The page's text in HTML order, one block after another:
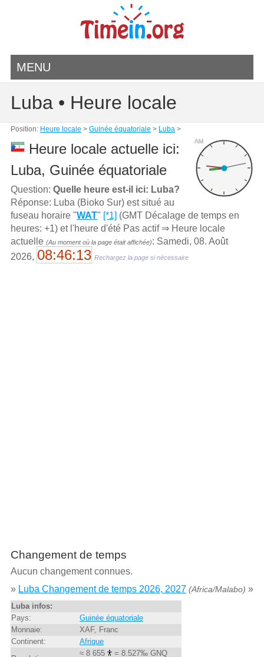
MENU
Luba • Heure locale
Position: Heure locale > Guinée équatoriale > Luba>
AM
Heure locale actuelle ici:
Luba, Guinée équatoriale
Question: Quelle heure est-il ici: Luba?
Réponse: Luba (Bioko Sur) est situé au
fuseau horaire "WAT" [*1] (GMT Décalage de temps en
heures: +1) et l'heure d'été Pas actif ⇒ Heure locale
actuelle (Au moment où la page était affichée): Samedi, 08. Août
2026, 08:46:13 Rechargez la page si nécessaire
Changement de temps
Aucun changement connues.
» Luba Changement de temps 2026, 2027 (Africa/Malabo) »
Luba infos:
Pays:
Guinée équatoriale
Monnaie:
XAF, Franc
Continent:
Afrique
≈ 8 655
= 8.527‰ GNQ